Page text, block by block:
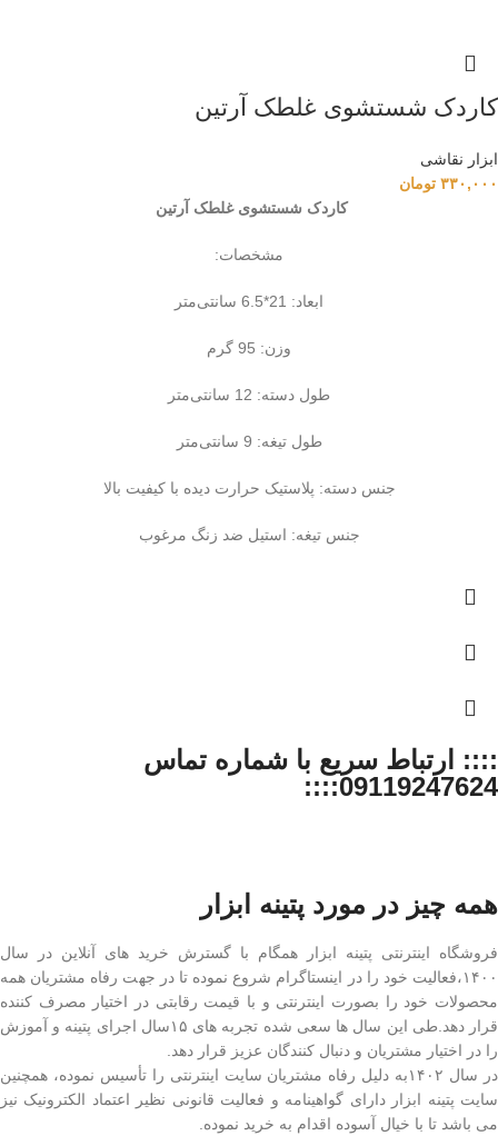
کاردک شستشوی غلطک آرتین
ابزار نقاشی
۳۳۰,۰۰۰ تومان
کاردک شستشوی غلطک آرتین
مشخصات:
ابعاد: 21*6.5 سانتی‌متر
وزن: 95 گرم
طول دسته: 12 سانتی‌متر
طول تیغه: 9 سانتی‌متر
جنس دسته: پلاستیک حرارت دیده با کیفیت بالا
جنس تیغه: استیل ضد زنگ مرغوب
:::: ارتباط سریع با شماره تماس
09119247624::::
همه چیز در مورد پتینه ابزار
فروشگاه اینترنتی پتینه ابزار همگام با گسترش خرید های آنلاین در سال
۱۴۰۰،فعالیت خود را در اینستاگرام شروع نموده تا در جهت رفاه مشتریان همه
محصولات خود را بصورت اینترنتی و با قیمت رقابتی در اختیار مصرف کننده
قرار دهد.طی این سال ها سعی شده تجربه های ۱۵سال اجرای پتینه و آموزش
را در اختیار مشتریان و دنبال کنندگان عزیز قرار دهد.
در سال ۱۴۰۲به دلیل رفاه مشتریان سایت اینترنتی را تأسیس نموده، همچنین
سایت پتینه ابزار دارای گواهینامه و فعالیت قانونی نظیر اعتماد الکترونیک نیز
می باشد تا با خیال آسوده اقدام به خرید نموده.